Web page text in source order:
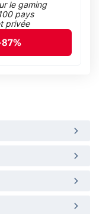
le gaming
pays
privée